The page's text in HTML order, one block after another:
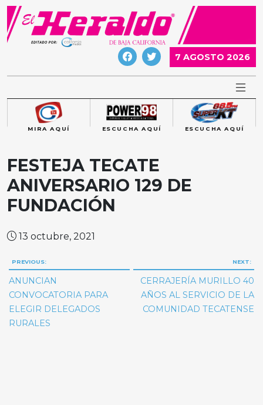
Skip
content
7 AGOSTO 2026
MIRA AQUÍ ESCUCHA AQUÍ ESCUCHA AQUÍ
FESTEJA TECATE
ANIVERSARIO 129 DE
FUNDACIÓN
13 octubre, 2021
Navegación
de
entradas
PREVIOUS:
ANUNCIAN
CONVOCATORIA PARA
ELEGIR DELEGADOS
RURALES
NEXT:
CERRAJERÍA MURILLO 40
AÑOS AL SERVICIO DE LA
COMUNIDAD TECATENSE